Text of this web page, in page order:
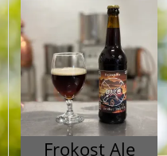
Frokost Ale